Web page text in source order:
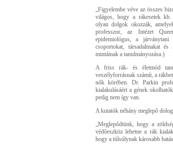
„Figyelembe véve az összes
világos, hogy a rákesetek
olyan dolgok okozzák,
professzor, az Intézet
epidemiológus, a
csoportokat, társadalmakat
mintáinak a tanulmányozása.)
A friss rák- és életmód
veszélyforrásnak számít, a
nők körében. Dr. Parkin
kialakulásáért a gének
pedig nem így van.
A kutatók néhány meglepő
„Meglepődtünk, hogy a
védőeszköz lehetne a rák
hogy a túlsúlynak károsabb